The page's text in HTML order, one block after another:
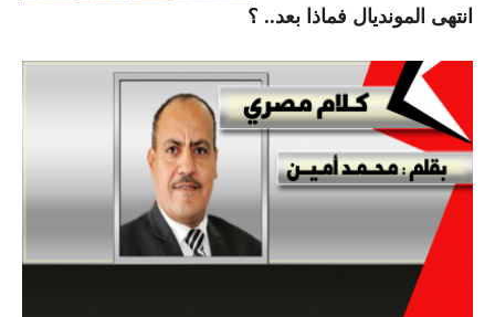
انتهى المونديال فماذا بعد.. ؟